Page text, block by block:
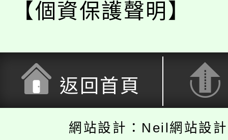
【個資保護聲明】
返回首頁
網站設計：Neil網站設